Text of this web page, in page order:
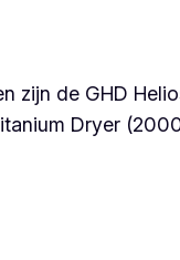
zijn de GHD
Dryer